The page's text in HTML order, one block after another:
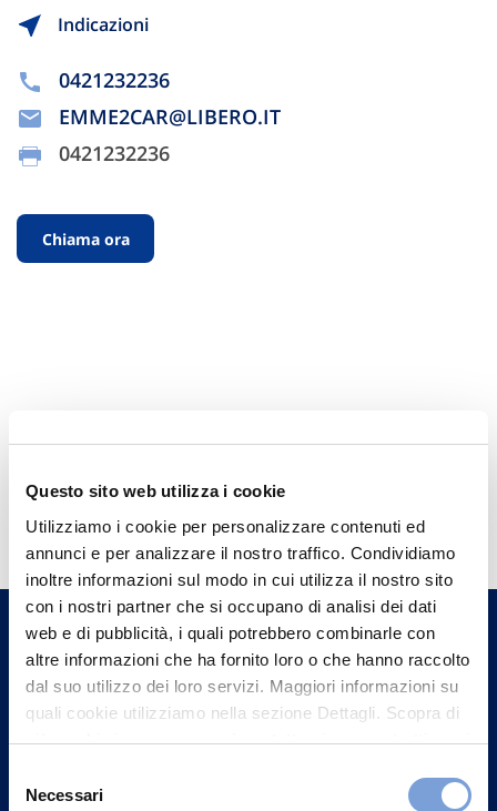
Questo sito web utilizza i cookie
Utilizziamo i cookie per personalizzare contenuti ed
annunci e per analizzare il nostro traffico. Condividiamo
inoltre informazioni sul modo in cui utilizza il nostro sito
con i nostri partner che si occupano di analisi dei dati
web e di pubblicità, i quali potrebbero combinarle con
altre informazioni che ha fornito loro o che hanno raccolto
dal suo utilizzo dei loro servizi. Maggiori informazioni su
quali cookie utilizziamo nella sezione Dettagli. Scopra di
più su chi siamo, come può contattarci e come trattiamo i
può trovare nel footer del sito nella sezione "Informativa
delNecessari
Indicazioni
0421232236
EMME2CAR@LIBERO.IT
0421232236
Chiama ora
Hai bisogno di
informazioni?
Trova l'Agenzia più vicina a te e parla con
un nostro Agente.
Contattaci